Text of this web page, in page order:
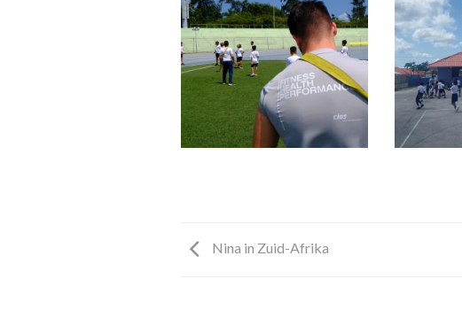
Nina in Zuid-Afrika